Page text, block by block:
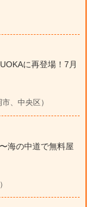
に再登場！7月
、中央区）
海の中道で無料屋